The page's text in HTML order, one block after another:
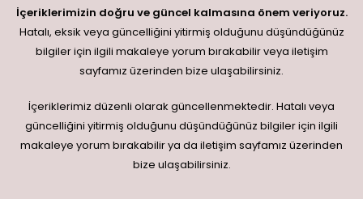
İçeriklerimizin doğru ve güncel kalmasına önem veriyoruz.
Hatalı, eksik veya güncelliğini yitirmiş olduğunu düşündüğünüz
bilgiler için ilgili makaleye yorum bırakabilir veya iletişim
sayfamız üzerinden bize ulaşabilirsiniz.
İçeriklerimiz düzenli olarak güncellenmektedir. Hatalı veya
güncelliğini yitirmiş olduğunu düşündüğünüz bilgiler için ilgili
makaleye yorum bırakabilir ya da iletişim sayfamız üzerinden
bize ulaşabilirsiniz.